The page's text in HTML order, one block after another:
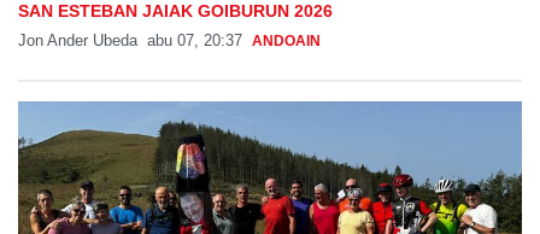
SAN ESTEBAN JAIAK GOIBURUN 2026
Jon Ander Ubeda abu 07, 20:37 ANDOAIN